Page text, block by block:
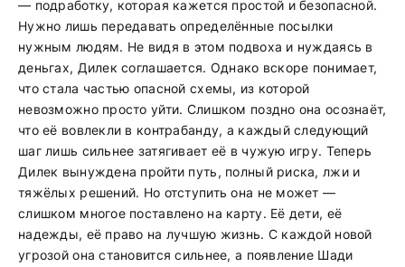
— подработку, которая кажется простой и безопасной.
Нужно лишь передавать определённые посылки
нужным людям. Не видя в этом подвоха и нуждаясь в
деньгах, Дилек соглашается. Однако вскоре понимает,
что стала частью опасной схемы, из которой
невозможно просто уйти. Слишком поздно она осознаёт,
что её вовлекли в контрабанду, а каждый следующий
шаг лишь сильнее затягивает её в чужую игру. Теперь
Дилек вынуждена пройти путь, полный риска, лжи и
тяжёлых решений. Но отступить она не может —
слишком многое поставлено на карту. Её дети, её
надежды, её право на лучшую жизнь. С каждой новой
угрозой она становится сильнее, а появление Шади